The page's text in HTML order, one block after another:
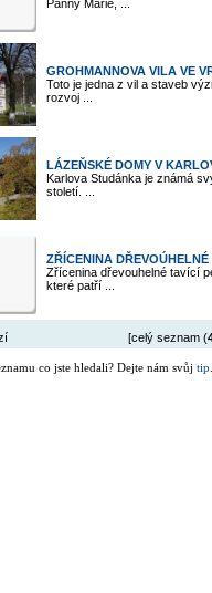
Panny Marie, ...
GROHMANNOVA VILA VE
Toto je jedna z vil a staveb
rozvoj ...
LÁZEŇSKÉ DOMY V
Karlova Studánka je známá
století. ...
ZŘÍCENINA
Zřícenina dřevouhelné tavící
které patří ...
[celý seznam (
co jste hledali? Dejte nám svůj tip